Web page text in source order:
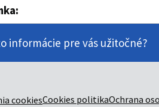
informácie pre vás užitočné?
cookiesCookies politikaOchrana